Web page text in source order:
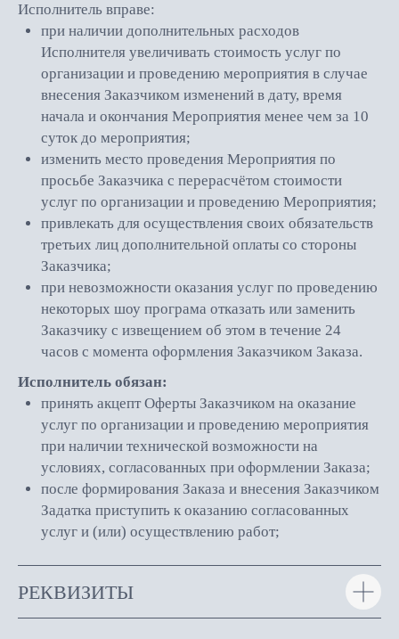
Исполнитель вправе:
при наличии дополнительных расходов
Исполнителя увеличивать стоимость услуг по
организации и проведению мероприятия в случае
внесения Заказчиком изменений в дату, время
начала и окончания Мероприятия менее чем за 10
суток до мероприятия;
изменить место проведения Мероприятия по
просьбе Заказчика с перерасчётом стоимости
услуг по организации и проведению Мероприятия;
привлекать для осуществления своих обязательств
третьих лиц дополнительной оплаты со стороны
Заказчика;
при невозможности оказания услуг по проведению
некоторых шоу програма отказать или заменить
Заказчику с извещением об этом в течение 24
часов с момента оформления Заказчиком Заказа.
Исполнитель обязан:
принять акцепт Оферты Заказчиком на оказание
услуг по организации и проведению мероприятия
при наличии технической возможности на
условиях, согласованных при оформлении Заказа;
после формирования Заказа и внесения Заказчиком
Задатка приступить к оказанию согласованных
услуг и (или) осуществлению работ;
РЕКВИЗИТЫ